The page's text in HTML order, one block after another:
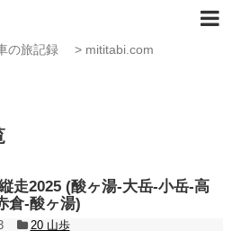
の旅記録 > mititabi.com
走2025 (酸ヶ湯-大岳-小岳-高
倉-酸ヶ湯)
20 山歩